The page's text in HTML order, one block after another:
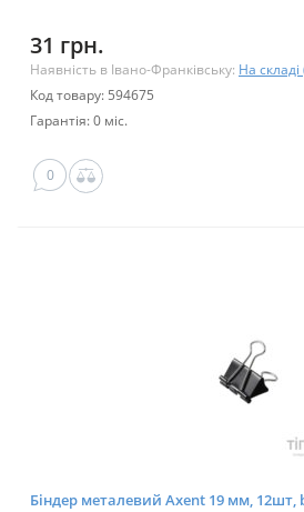
31 грн.
Наявність в Івано-Франківську: На складі
Код товару: 594675
Гарантія: 0 міс.
0
Біндер металевий Axent 19 мм, 12шт,